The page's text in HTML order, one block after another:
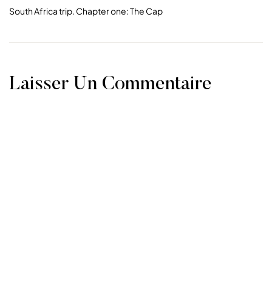
South Africa trip. Chapter one: The Cap
Laisser Un Commentaire